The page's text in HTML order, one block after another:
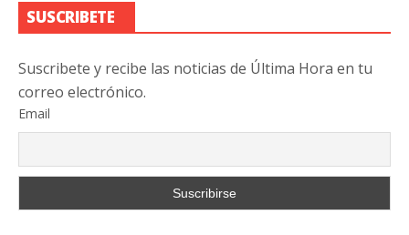
SUSCRIBETE
Suscribete y recibe las noticias de Última Hora en tu
correo electrónico.
Email